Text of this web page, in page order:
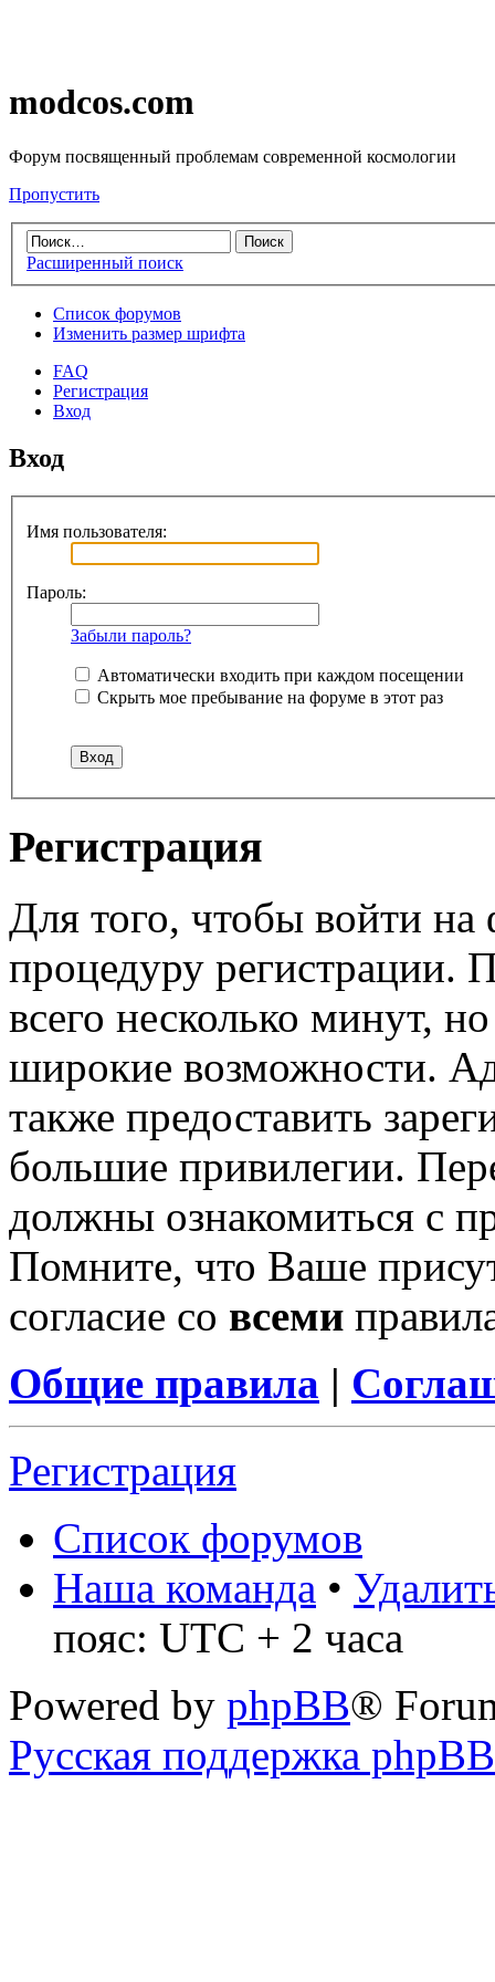
modcos.com
Форум посвященный проблемам современной космологии
Пропустить
Расширенный поиск
Список форумов
Изменить размер шрифта
FAQ
Регистрация
Вход
Вход
Имя пользователя:
Пароль:
Забыли пароль?
Автоматически входить при каждом посещении
Скрыть мое пребывание на форуме в этот раз
Регистрация
Для того, чтобы войти
процедуру регистрации.
всего несколько минут,
широкие возможности.
также предоставить
большие привилегии.
должны ознакомиться с
Помните, что Ваше
согласие со всеми
Общие правила |
Регистрация
Список форумов
Наша команда •
пояс: UTC + 2 часа
Powered by phpBB®
Русская поддержка phpBB